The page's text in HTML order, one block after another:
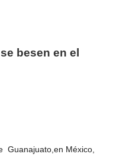
besen en el
Guanajuato,en México,